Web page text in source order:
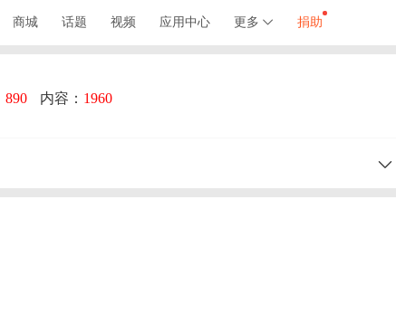
商城 话题 视频 应用中心 更多 捐助
890 内容： 1960